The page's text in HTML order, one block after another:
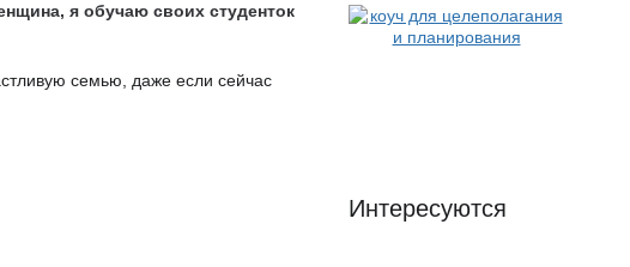
Интересуются
я обучаю своих студенток
семью, даже если сейчас